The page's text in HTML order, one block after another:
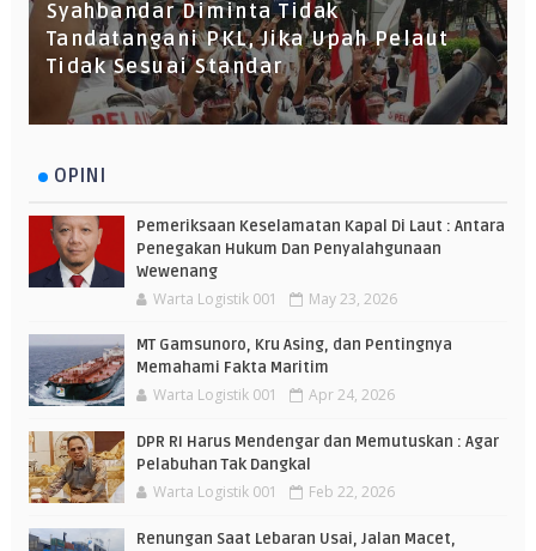
Syahbandar Diminta Tidak
Tandatangani PKL, Jika Upah Pelaut
Tidak Sesuai Standar
OPINI
Pemeriksaan Keselamatan Kapal Di Laut : Antara
Penegakan Hukum Dan Penyalahgunaan
Wewenang
Warta Logistik 001 May 23, 2026
MT Gamsunoro, Kru Asing, dan Pentingnya
Memahami Fakta Maritim
Warta Logistik 001 Apr 24, 2026
DPR RI Harus Mendengar dan Memutuskan : Agar
Pelabuhan Tak Dangkal
Warta Logistik 001 Feb 22, 2026
Renungan Saat Lebaran Usai, Jalan Macet,